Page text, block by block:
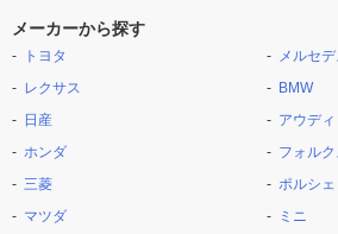
メーカーから探す
トヨタ
レクサス
日産
ホンダ
三菱
マツダ
メルセ
BMW
アウディ
フォル
ポルシェ
ミニ